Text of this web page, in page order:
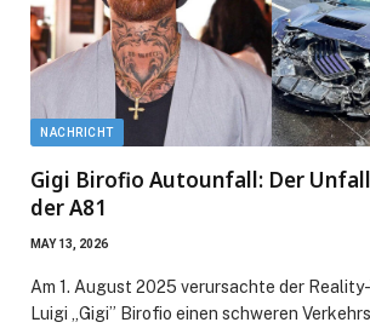
NACHRICHT
Gigi Birofio Autounfall: Der
der A81
MAY 13, 2026
Am 1. August 2025 verursachte der
Luigi „Gigi” Birofio einen schweren